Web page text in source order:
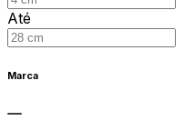
Até
Marca